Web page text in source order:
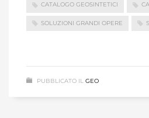
CATALOGO GEOSINTETICI
SOLUZIONI GRANDI OPERE
PUBBLICATO IL GEO